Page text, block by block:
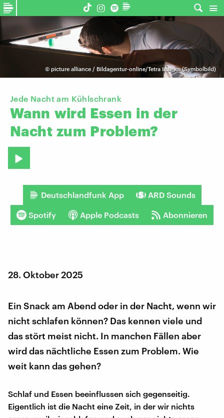
© picture alliance / Bildagentur-online/Tetra Images (Symbolbild)
Jede Nacht am Kühlschrank
Wann wird Essen in der
Nacht zum Problem?
Deutschlandfunk App ARD Sounds
Spotify Apple Podcasts Abonnieren
28. Oktober 2025
Ein Snack am Abend oder in der Nacht, wenn wir
nicht schlafen können? Das kennen viele und
das stört meist nicht. In manchen Fällen aber
wird das nächtliche Essen zum Problem. Wie
weit kann das gehen?
Schlaf und Essen beeinflussen sich gegenseitig.
Eigentlich ist die Nacht eine Zeit, in der wir nichts